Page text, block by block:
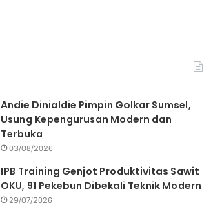
Andie Dinialdie Pimpin Golkar Sumsel,
Usung Kepengurusan Modern dan
Terbuka
03/08/2026
IPB Training Genjot Produktivitas Sawit
OKU, 91 Pekebun Dibekali Teknik Modern
29/07/2026